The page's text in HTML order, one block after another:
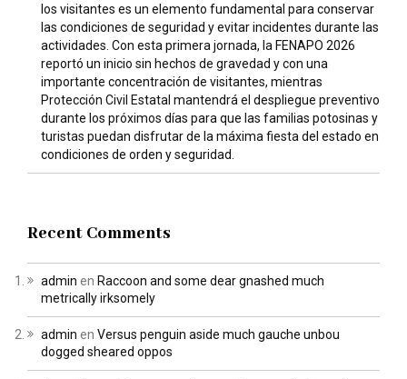
los visitantes es un elemento fundamental para conservar
las condiciones de seguridad y evitar incidentes durante las
actividades. Con esta primera jornada, la FENAPO 2026
reportó un inicio sin hechos de gravedad y con una
importante concentración de visitantes, mientras
Protección Civil Estatal mantendrá el despliegue preventivo
durante los próximos días para que las familias potosinas y
turistas puedan disfrutar de la máxima fiesta del estado en
condiciones de orden y seguridad.
Recent Comments
admin en Raccoon and some dear gnashed much
metrically irksomely
admin en Versus penguin aside much gauche unbou
dogged sheared oppos